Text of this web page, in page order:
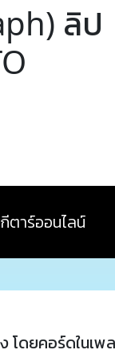
ลิป
ตาร์ออนไลน์
โดยคอร์ดในเพ